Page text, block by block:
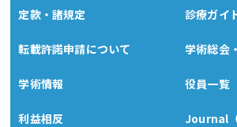
定款・諸規定
診療ガイ
転載許諾申請について 学術総会
学術情報 役員一覧
利益相反 Journal（